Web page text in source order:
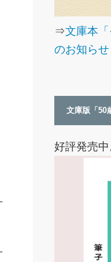
⇒文庫本
のお知らせ
文庫版「50
好評発売中